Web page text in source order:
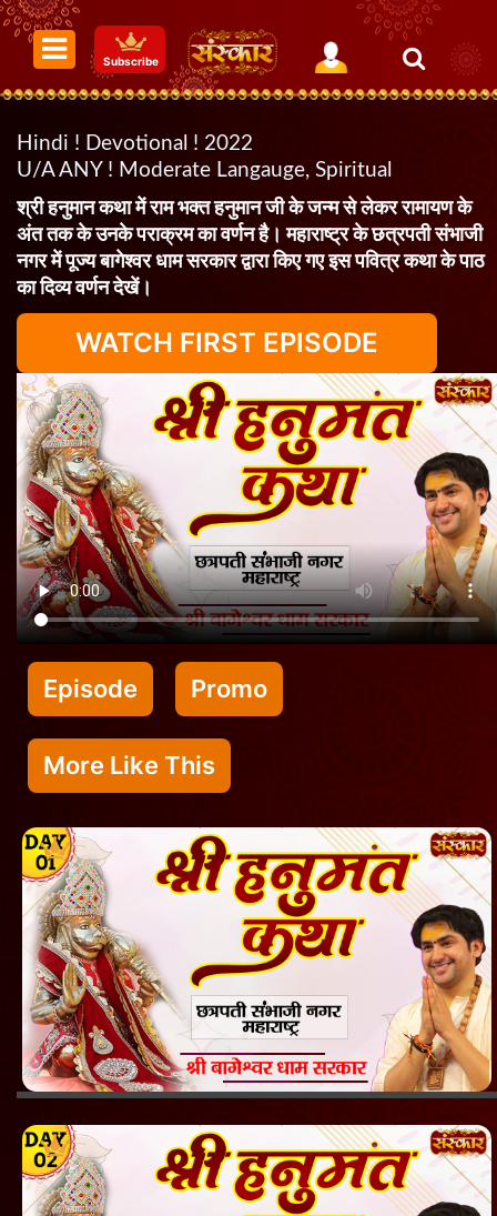
Subscribe
Hindi ! Devotional ! 2022
U/A ANY ! Moderate Langauge, Spiritual
श्री हनुमान कथा में राम भक्त हनुमान जी के जन्म से लेकर रामायण के
अंत तक के उनके पराक्रम का वर्णन है। महाराष्ट्र के छत्रपती संभाजी
नगर में पूज्य बागेश्वर धाम सरकार द्वारा किए गए इस पवित्र कथा के पाठ
का दिव्य वर्णन देखें।
WATCH FIRST EPISODE
Episode Promo
More Like This